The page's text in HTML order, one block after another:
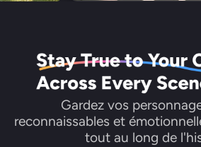
Gardez vos
reconnaissables et
tout au long de